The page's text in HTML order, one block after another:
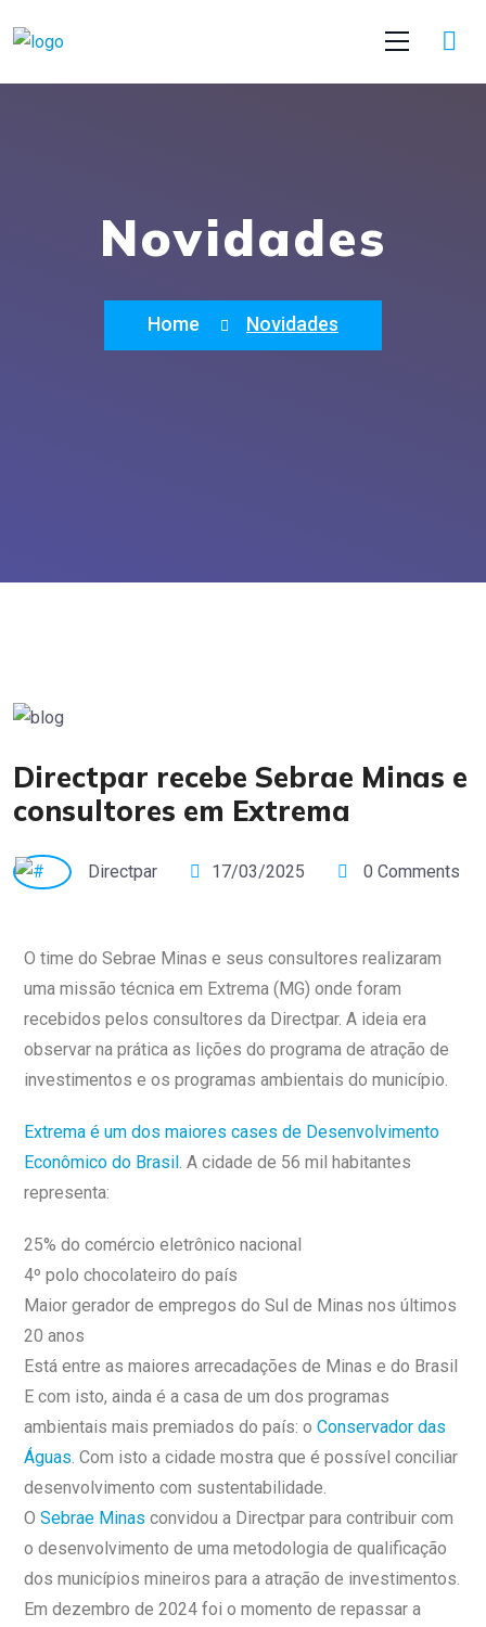
Novidades
Home Novidades
Directpar recebe Sebrae Minas e
consultores em Extrema
Directpar 17/03/2025 0 Comments
O time do Sebrae Minas e seus consultores realizaram
uma missão técnica em Extrema (MG) onde foram
recebidos pelos consultores da Directpar. A ideia era
observar na prática as lições do programa de atração de
investimentos e os programas ambientais do município.
Extrema é um dos maiores cases de Desenvolvimento
Econômico do Brasil . A cidade de 56 mil habitantes
representa:
25% do comércio eletrônico nacional
4º polo chocolateiro do país
Maior gerador de empregos do Sul de Minas nos últimos
20 anos
Está entre as maiores arrecadações de Minas e do Brasil
E com isto, ainda é a casa de um dos programas
ambientais mais premiados do país: o Conservador das
Águas. Com isto a cidade mostra que é possível conciliar
desenvolvimento com sustentabilidade.
O Sebrae Minas convidou a Directpar para contribuir com
o desenvolvimento de uma metodologia de qualificação
dos municípios mineiros para a atração de investimentos.
Em dezembro de 2024 foi o momento de repassar a